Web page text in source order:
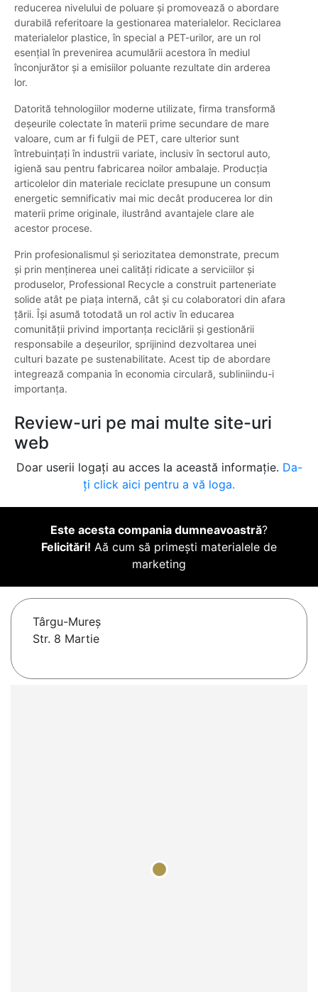
reducerea nivelului de poluare și promovează o abordare
durabilă referitoare la gestionarea materialelor. Reciclarea
materialelor plastice, în special a PET-urilor, are un rol
esențial în prevenirea acumulării acestora în mediul
înconjurător și a emisiilor poluante rezultate din arderea
lor.
Datorită tehnologiilor moderne utilizate, firma transformă
deșeurile colectate în materii prime secundare de mare
valoare, cum ar fi fulgii de PET, care ulterior sunt
întrebuințați în industrii variate, inclusiv în sectorul auto,
igienă sau pentru fabricarea noilor ambalaje. Producția
articolelor din materiale reciclate presupune un consum
energetic semnificativ mai mic decât producerea lor din
materii prime originale, ilustrând avantajele clare ale
acestor procese.
Prin profesionalismul și seriozitatea demonstrate, precum
și prin menținerea unei calități ridicate a serviciilor și
produselor, Professional Recycle a construit parteneriate
solide atât pe piața internă, cât și cu colaboratori din afara
țării. Își asumă totodată un rol activ în educarea
comunității privind importanța reciclării și gestionării
responsabile a deșeurilor, sprijinind dezvoltarea unei
culturi bazate pe sustenabilitate. Acest tip de abordare
integrează compania în economia circulară, subliniindu-i
importanța.
Review-uri pe mai multe site-uri
web
Doar userii logați au acces la această informație. Da-
ți click aici pentru a vă loga.
Este acesta compania dumneavoastră?
Felicitări! Aă cum să primești materialele de
marketing
Târgu-Mureş
Str. 8 Martie